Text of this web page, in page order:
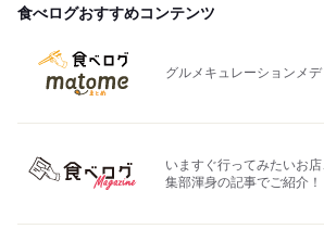
食べログおすすめコンテンツ
グルメキュレーションメデ
いますぐ行ってみたいお
集部渾身の記事でご紹介！